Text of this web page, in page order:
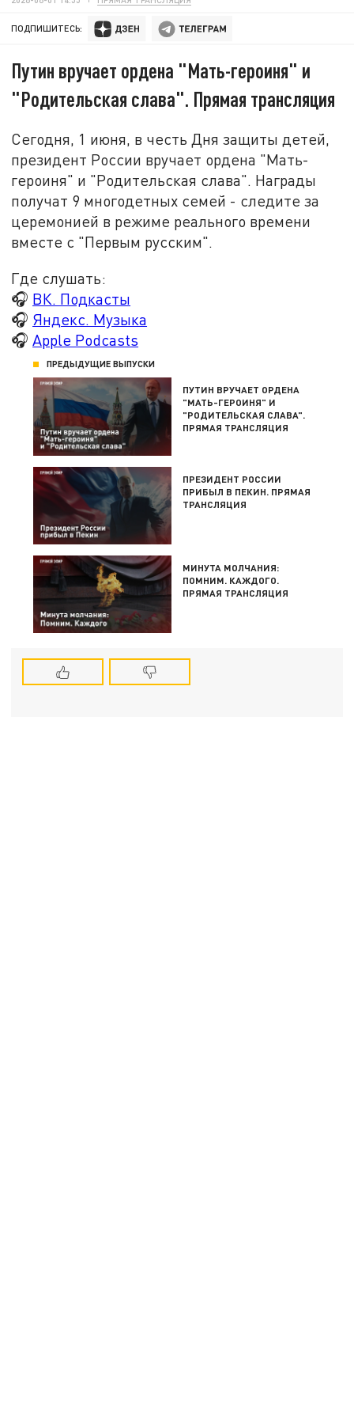
ПОДПИШИТЕСЬ:
Путин вручает ордена "Мать-героиня" и
"Родительская слава". Прямая трансляция
Сегодня, 1 июня, в честь Дня защиты детей,
президент России вручает ордена "Мать-
героиня" и "Родительская слава". Награды
получат 9 многодетных семей - следите за
церемонией в режиме реального времени
вместе с "Первым русским".
Где слушать:
🎧 ВК. Подкасты
🎧 Яндекс. Музыка
🎧 Apple Podcasts
ПРЕДЫДУЩИЕ ВЫПУСКИ
ПУТИН ВРУЧАЕТ ОРДЕНА
"МАТЬ-ГЕРОИНЯ" И
"РОДИТЕЛЬСКАЯ СЛАВА".
ПРЯМАЯ ТРАНСЛЯЦИЯ
ПРЕЗИДЕНТ РОССИИ
ПРИБЫЛ В ПЕКИН. ПРЯМАЯ
ТРАНСЛЯЦИЯ
МИНУТА МОЛЧАНИЯ:
ПОМНИМ. КАЖДОГО.
ПРЯМАЯ ТРАНСЛЯЦИЯ